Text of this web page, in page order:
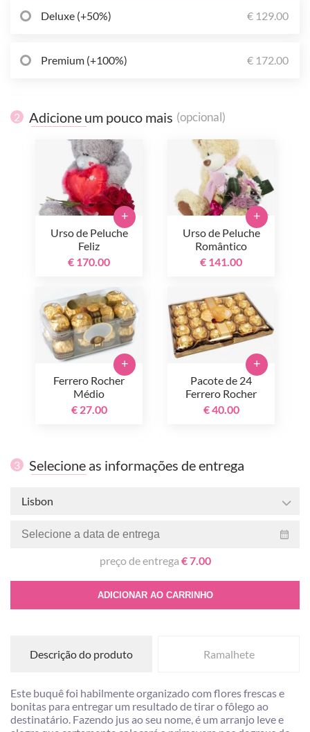
Deluxe (+50%) € 129.00
Premium (+100%) € 172.00
2 Adicione um pouco mais (opcional)
Urso de Peluche
Feliz
€ 170.00
+
Urso de Peluche
Romântico
€ 141.00
+
Ferrero Rocher
Médio
€ 27.00
+
Pacote de 24
Ferrero Rocher
€ 40.00
+
3 Selecione as informações de entrega
Lisbon
preço de entrega € 7.00
ADICIONAR AO CARRINHO
Descrição do produto Ramalhete
Este buquê foi habilmente organizado com flores frescas e
bonitas para entregar um resultado de tirar o fôlego ao
destinatário. Fazendo jus ao seu nome, é um arranjo leve e